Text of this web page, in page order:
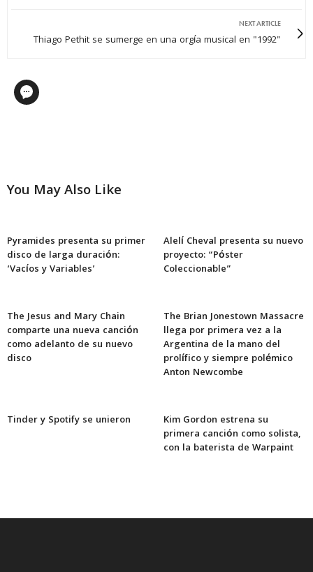
NEXT ARTICLE
Thiago Pethit se sumerge en una orgía musical en "1992"
You May Also Like
Pyramides presenta su primer
disco de larga duración:
‘Vacíos y Variables’
Alelí Cheval presenta su nuevo
proyecto: “Póster
Coleccionable”
The Jesus and Mary Chain
comparte una nueva canción
como adelanto de su nuevo
disco
The Brian Jonestown Massacre
llega por primera vez a la
Argentina de la mano del
prolífico y siempre polémico
Anton Newcombe
Tinder y Spotify se unieron
Kim Gordon estrena su
primera canción como solista,
con la baterista de Warpaint